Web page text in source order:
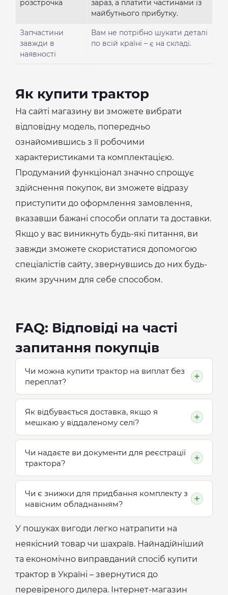
розстрочка
зараз, а платити частинами із
майбутнього прибутку.
Запчастини
завжди в
наявності
Вам не потрібно шукати деталі
по всій країні – є на складі.
Як купити трактор
На сайті магазину ви зможете вибрати
відповідну модель, попередньо
ознайомившись з її робочими
характеристиками та комплектацією.
Продуманий функціонал значно спрощує
здійснення покупок, ви зможете відразу
приступити до оформлення замовлення,
вказавши бажані способи оплати та доставки.
Якщо у вас виникнуть будь-які питання, ви
завжди зможете скористатися допомогою
спеціалістів сайту, звернувшись до них будь-
яким зручним для себе способом.
FAQ: Відповіді на часті
запитання покупців
Чи можна купити трактор на виплат без
переплат?
Так, GardenShop співпрацює з
провідними банками України,
пропонуючи вигідні програми
кредитування та розстрочки, щоб техніка
почала окупати себе з першого дня.
Як відбувається доставка, якщо я
мешкаю у віддаленому селі?
Логістична служба GardenShop
доставляє техніку до будь-якої точки
України. Трактор привозять у зібраному
та заправленому вигляді, а представник
компанії може провести короткий
інструктаж на місці.
Чи надаєте ви документи для реєстрації
трактора?
Обов'язково. При покупці ви отримуєте
повний пакет документів, необхідних для
законної реєстрації техніки у державних
органах.
Чи є знижки для придбання комплекту з
навісним обладнанням?
Так, купівля техніки в комплекті (трактор
+ фреза + плуг) в GardenShop часто
обходиться значно дешевше, ніж
придбання окремо.
У пошуках вигоди легко натрапити на
неякісний товар чи шахраїв. Найнадійніший
та економічно виправданий спосіб купити
трактор в Україні – звернутися до
перевіреного дилера. Інтернет-магазин